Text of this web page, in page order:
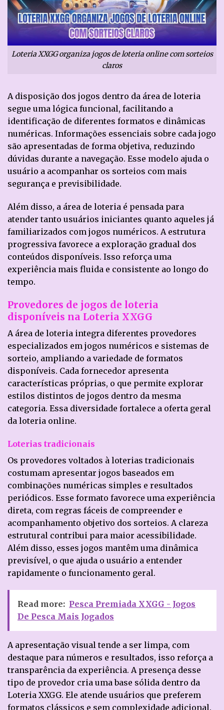
Loteria XXGG organiza jogos de loteria online com sorteios
claros
A disposição dos jogos dentro da área de loteria
segue uma lógica funcional, facilitando a
identificação de diferentes formatos e dinâmicas
numéricas. Informações essenciais sobre cada jogo
são apresentadas de forma objetiva, reduzindo
dúvidas durante a navegação. Esse modelo ajuda o
usuário a acompanhar os sorteios com mais
segurança e previsibilidade.
Além disso, a área de loteria é pensada para
atender tanto usuários iniciantes quanto aqueles já
familiarizados com jogos numéricos. A estrutura
progressiva favorece a exploração gradual dos
conteúdos disponíveis. Isso reforça uma
experiência mais fluida e consistente ao longo do
tempo.
Provedores de jogos de loteria
disponíveis na Loteria XXGG
A área de loteria integra diferentes provedores
especializados em jogos numéricos e sistemas de
sorteio, ampliando a variedade de formatos
disponíveis. Cada fornecedor apresenta
características próprias, o que permite explorar
estilos distintos de jogos dentro da mesma
categoria. Essa diversidade fortalece a oferta geral
da loteria online.
Loterias tradicionais
Os provedores voltados à loterias tradicionais
costumam apresentar jogos baseados em
combinações numéricas simples e resultados
periódicos. Esse formato favorece uma experiência
direta, com regras fáceis de compreender e
acompanhamento objetivo dos sorteios. A clareza
estrutural contribui para maior acessibilidade.
Além disso, esses jogos mantêm uma dinâmica
previsível, o que ajuda o usuário a entender
rapidamente o funcionamento geral.
Read more: Pesca Premiada XXGG - Jogos
De Pesca Mais Jogados
A apresentação visual tende a ser limpa, com
destaque para números e resultados, isso reforça a
transparência da experiência. A presença desse
tipo de provedor cria uma base sólida dentro da
Loteria XXGG. Ele atende usuários que preferem
formatos clássicos e sem complexidade adicional.